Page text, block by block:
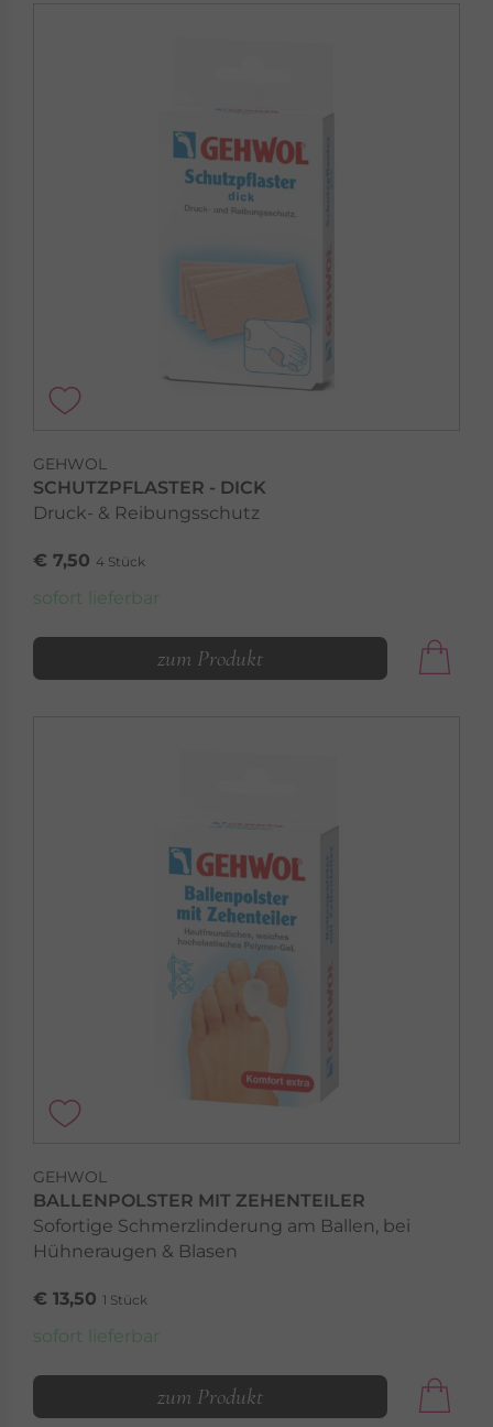
GEHWOL
SCHUTZPFLASTER - DICK
Druck- & Reibungsschutz
€ 7,50 4 Stück
sofort lieferbar
zum Produkt
GEHWOL
BALLENPOLSTER MIT ZEHENTEILER
Sofortige Schmerzlinderung am Ballen, bei
Hühneraugen & Blasen
€ 13,50 1 Stück
sofort lieferbar
zum Produkt